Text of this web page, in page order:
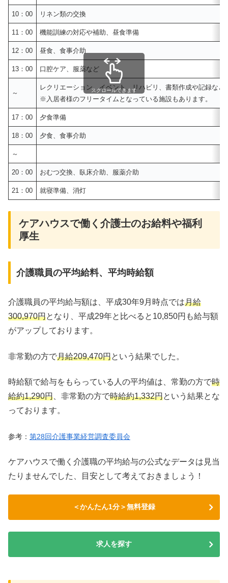
10：00 リネン類の交換
11：00 機能訓練の対応や補助、昼食準備
12：00 昼食、食事介助
13：00 口腔ケア、服薬など
～
レクリエーション、イベント、リハビリ、書類作成や記録など
※入居者様のフリータイムとなっている施設もあります。
17：00 夕食準備
18：00 夕食、食事介助
～
20：00 おむつ交換、臥床介助、服薬介助
21：00 就寝準備、消灯
スクロールできます
ケアハウスで働く介護士のお給料や福利
厚生
介護職員の平均給料、平均時給額
介護職員の平均給与額は、平成30年9月時点では月給
300,970円となり、平成29年と比べると10,850円も給与額
がアップしております。
非常勤の方で月給209,470円という結果でした。
時給額で給与をもらっている人の平均値は、常勤の方で時
給約1,290円 、非常勤の方で時給約1,332円という結果とな
っております。
参考： 第28回介護事業経営調査委員会
ケアハウスで働く介護職の平均給与の公式なデータは見当
たりませんでした、目安として考えておきましょう！
＜かんたん1分＞無料登録
求人を探す